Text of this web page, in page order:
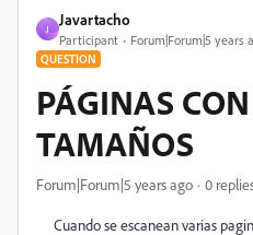
J
Javartacho
Participant Forum|Forum|5 years
QUESTION
PÁGINAS
TAMAÑOS
Forum|Forum|5 years ago 0
Cuando se escanean varias